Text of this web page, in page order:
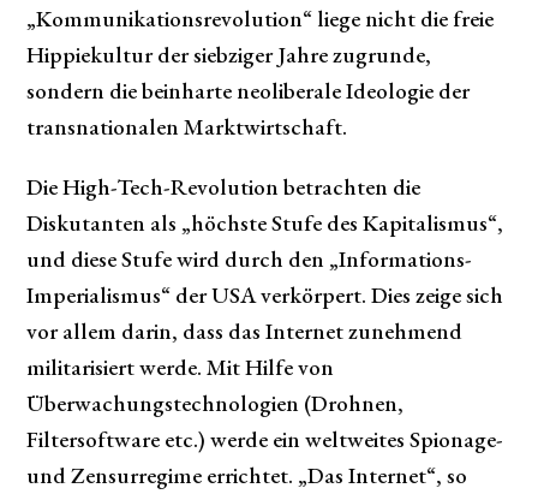
„Kommunikationsrevolution“ liege nicht die freie
Hippiekultur der siebziger Jahre zugrunde,
sondern die beinharte neoliberale Ideologie der
transnationalen Marktwirtschaft.
Die High-Tech-Revolution betrachten die
Diskutanten als „höchste Stufe des Kapitalismus“,
und diese Stufe wird durch den „Informations-
Imperialismus“ der USA verkörpert. Dies zeige sich
vor allem darin, dass das Internet zunehmend
militarisiert werde. Mit Hilfe von
Überwachungstechnologien (Drohnen,
Filtersoftware etc.) werde ein weltweites Spionage-
und Zensurregime errichtet. „Das Internet“, so